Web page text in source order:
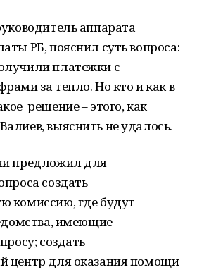
аппарата
РБ, пояснил суть вопроса:
платежки с
за тепло. Но кто и как в
решение – этого, как
выяснить не удалось.
предложил для
создать
комиссию, где будут
имеющие
создать
центр для оказания помощи